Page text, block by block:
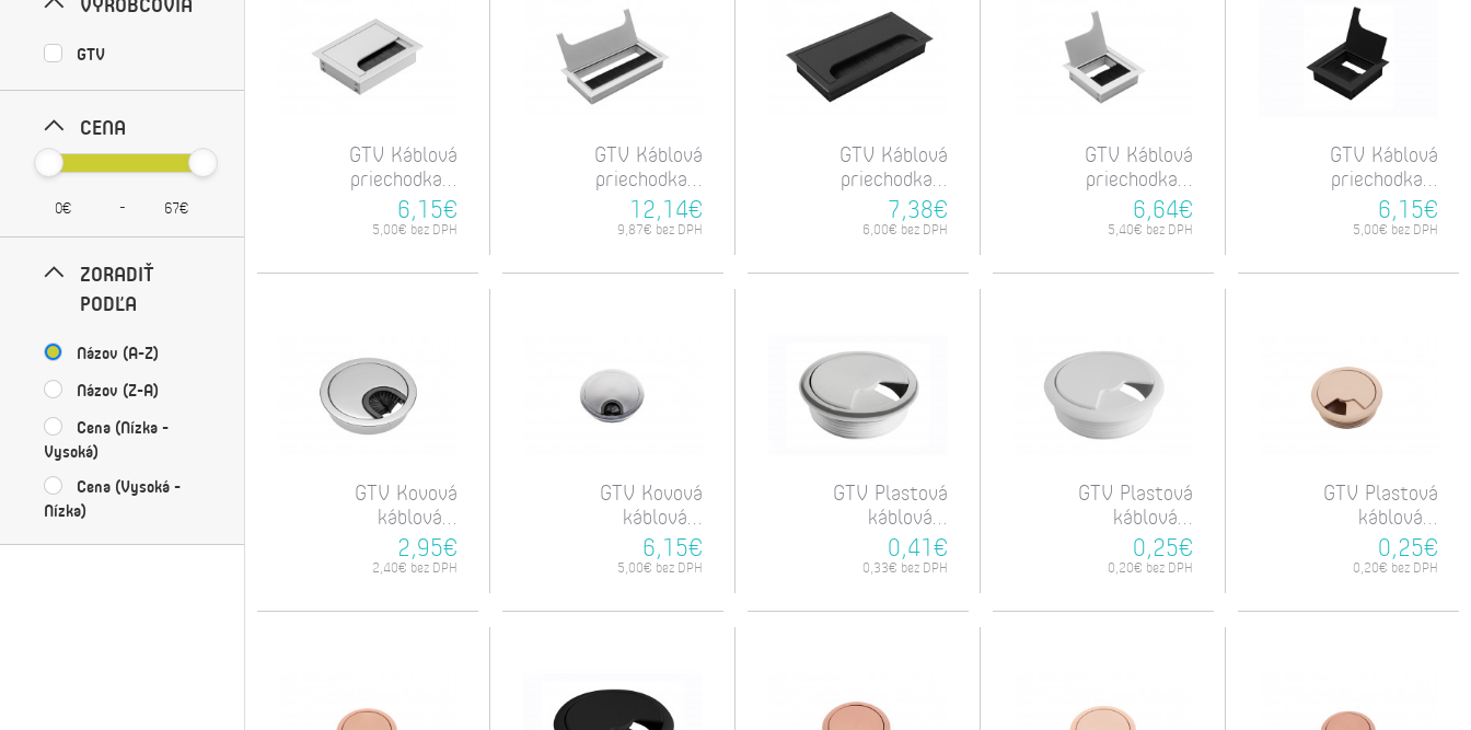
GTV
CENA
-
ZORADIŤ
PODĽA
Názov (A-Z)
Názov (Z-A)
Cena (Nízka -
Vysoká)
Cena (Vysoká -
Nízka)
GTV Káblová
priechodka...
6,15€
5,00€ bez DPH
GTV Káblová
priechodka...
12,14€
9,87€ bez DPH
GTV Káblová
priechodka...
7,38€
6,00€ bez DPH
GTV Káblová
priechodka...
6,64€
5,40€ bez DPH
GTV Káblová
priechodka...
6,15€
5,00€ bez DPH
GTV Kovová
káblová...
2,95€
2,40€ bez DPH
GTV Kovová
káblová...
6,15€
5,00€ bez DPH
GTV Plastová
káblová...
0,41€
0,33€ bez DPH
GTV Plastová
káblová...
0,25€
0,20€ bez DPH
GTV Plastová
káblová...
0,25€
0,20€ bez DPH